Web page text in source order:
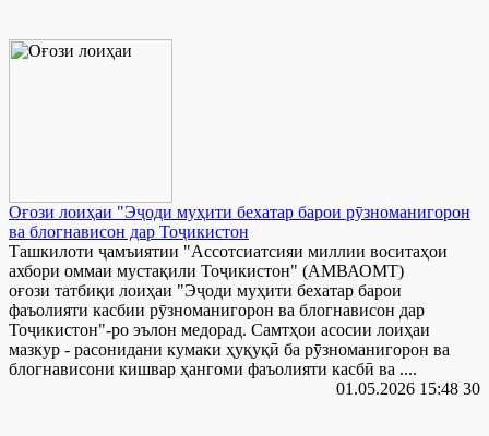
Оғози лоиҳаи "Эҷоди муҳити бехатар барои рӯзноманигорон
ва блогнависон дар Тоҷикистон
Ташкилоти ҷамъиятии "Ассотсиатсияи миллии воситаҳои
ахбори оммаи мустақили Тоҷикистон" (АМВАОМТ)
оғози татбиқи лоиҳаи "Эҷоди муҳити бехатар барои
фаъолияти касбии рӯзноманигорон ва блогнависон дар
Тоҷикистон"-ро эълон медорад. Самтҳои асосии лоиҳаи
мазкур - расонидани кумаки ҳуқуқӣ ба рӯзноманигорон ва
блогнависони кишвар ҳангоми фаъолияти касбӣ ва ....
01.05.2026 15:48 30